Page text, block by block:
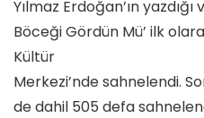
Yılmaz Erdoğan’ın
Böceği Gördün Mü’ ilk
Kültür
Merkezi’nde sahnelendi.
de dahil 505 defa